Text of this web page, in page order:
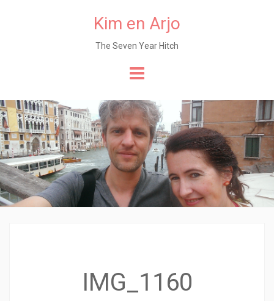
Kim en Arjo
The Seven Year Hitch
de
content
IMG_1160